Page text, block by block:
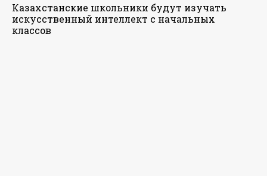
Казахстанские школьники будут изучать
искусственный интеллект с начальных
классов